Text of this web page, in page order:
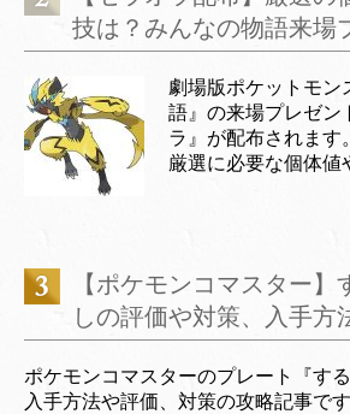
技は？みんなの物語来場
劇場版ポケットモン
語』の来場プレゼン
ラ』が配布されま
厳選に必要な個体値
【ポケモンコマスター
しの評価や対策、入手方
ポケモンコマスターのプレート『す
入手方法や評価、対策の攻略記事で